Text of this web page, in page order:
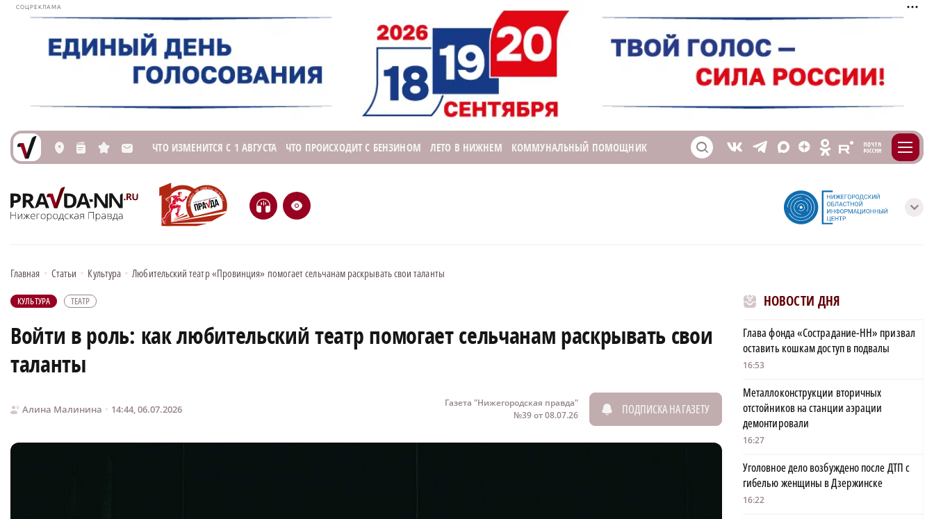
СОЦРЕКЛАМА
L n s M ЧТО ИЗМЕНИТСЯ С 1 АВГУСТА ЧТО ПРОИСХОДИТ С БЕНЗИНОМ ЛЕТО В НИЖНЕМ КОММУНАЛЬНЫЙ ПОМОЩНИК S V T X Z O E m
H e с
Главная • Статьи • Культура • Любительский театр «Провинция» помогает сельчанам раскрывать свои таланты
КУЛЬТУРА ТЕАТР
Войти в роль: как любительский театр помогает сельчанам раскрывать свои
таланты
Алина Малинина 14:44, 06.07.2026
Газета "Нижегородская правда"
№39 от 08.07.26
ПОДПИСКА НА ГАЗЕТУ
НОВОСТИ ДНЯ
Глава фонда «Сострадание-НН» призвал
оставить кошкам доступ в подвалы
16:53
Металлоконструкции вторичных
отстойников на станции аэрации
демонтировали
16:27
Уголовное дело возбуждено после ДТП с
гибелью женщины в Дзержинске
16:22